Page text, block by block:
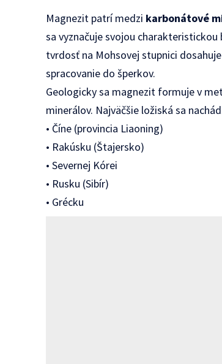
Magnezit patrí medzi karbonátové
sa vyznačuje svojou
tvrdosť na Mohsovej stupnici
spracovanie do šperkov.
Geologicky sa magnezit formuje v
minerálov. Najväčšie ložiská sa
• Číne (provincia Liaoning)
• Rakúsku (Štajersko)
• Severnej Kórei
• Rusku (Sibír)
• Grécku